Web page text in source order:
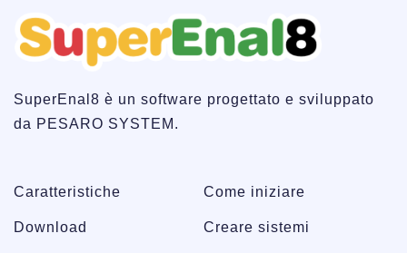
SuperEnal8 è un software progettato e sviluppato
da PESARO SYSTEM.
Caratteristiche
Download
Come iniziare
Creare sistemi